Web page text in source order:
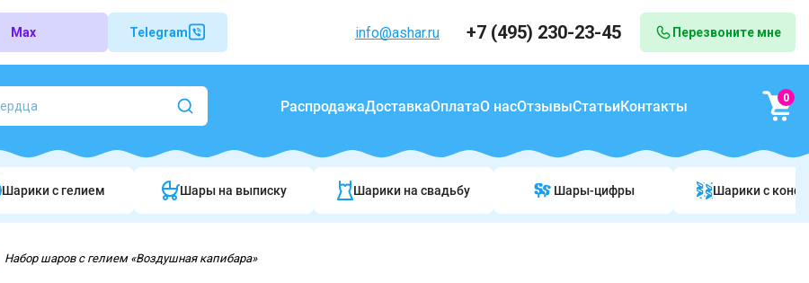
Max Telegram info@ashar.ru +7 (495) 230-23-45 Перезвоните мне
РаспродажаДоставкаОплатаО насОтзывыСтатьиКонтакты 0
Шарики c гелием Шары на выписку Шарики на свадьбу Шары-цифры Шарики c
Набор шаров с гелием «Воздушная капибара»